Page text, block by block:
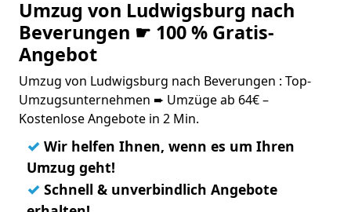
Umzug von Ludwigsburg nach
Beverungen ☛ 100 % Gratis-
Angebot
Umzug von Ludwigsburg nach Beverungen : Top-
Umzugsunternehmen ➨ Umzüge ab 64€ –
Kostenlose Angebote in 2 Min.
✓ Wir helfen Ihnen, wenn es um Ihren
Umzug geht!
✓ Schnell & unverbindlich Angebote